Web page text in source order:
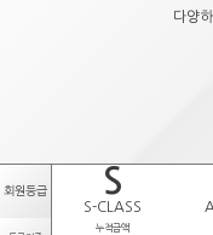
다양
회원등급 S
S-CLASS
누적금액